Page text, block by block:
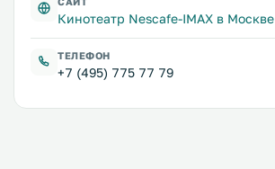
Кинотеатр Nescafe-IMAX в Москве
ТЕЛЕФОН
+7 (495) 775 77 79